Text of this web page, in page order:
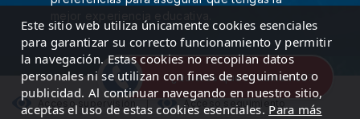
Acceso supervisión Acceso seguimiento
¿Quieres que te llamemos?
Este sitio web utiliza únicamente cookies esenciales
para garantizar su correcto funcionamiento y permitir
la navegación. Estas cookies no recopilan datos
personales ni se utilizan con fines de seguimiento o
publicidad. Al continuar navegando en nuestro sitio,
aceptas el uso de estas cookies esenciales. Para más